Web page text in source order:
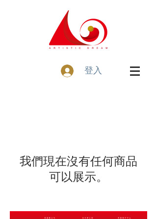
登入
我們現在沒有任何商品
可以展示。